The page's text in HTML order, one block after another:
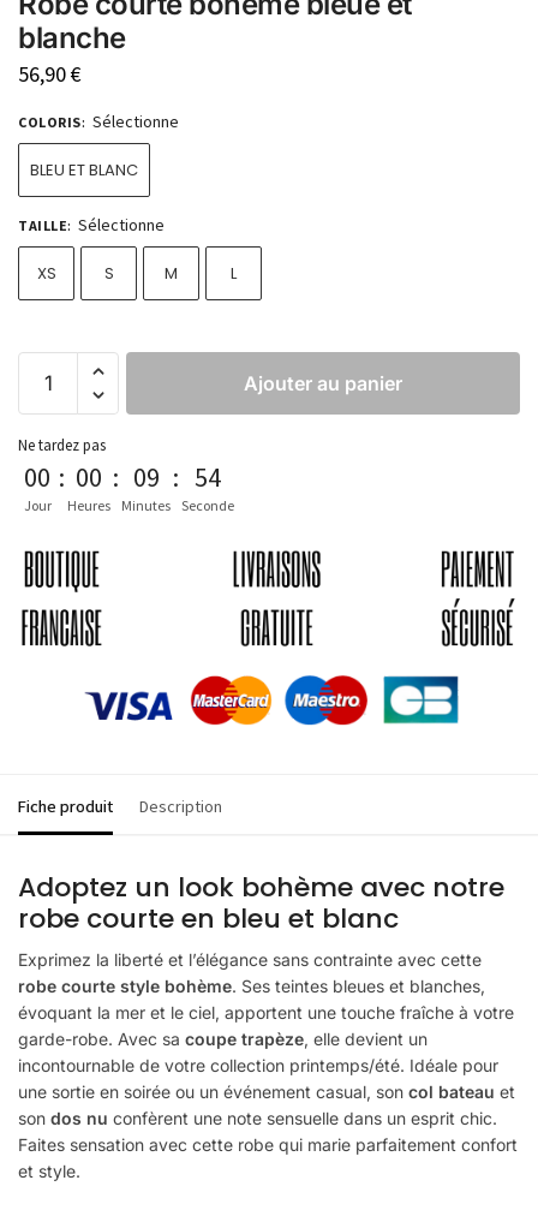
blanche
56,90€
COLORIS: Sélectionne
BLEU ET BLANC
TAILLE: Sélectionne
XS S M L
Ajouter au panier
Ne tardez pas
00
Jour
: 00
Heures
: 09
Minutes
: 54
Seconde
Fiche produit Description
Adoptez un look bohème avec notre
robe courte en bleu et blanc
Exprimez la liberté et l’élégance sans contrainte avec cette
robe courte style bohème. Ses teintes bleues et blanches,
évoquant la mer et le ciel, apportent une touche fraîche à votre
garde-robe. Avec sa coupe trapèze, elle devient un
incontournable de votre collection printemps/été. Idéale pour
une sortie en soirée ou un événement casual, son col bateau et
son dos nu confèrent une note sensuelle dans un esprit chic.
Faites sensation avec cette robe qui marie parfaitement confort
et style.